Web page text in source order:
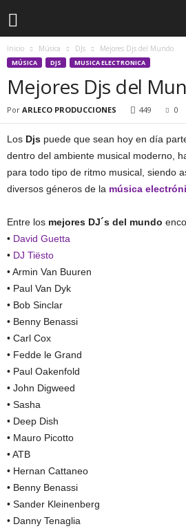
Inicio Música DJs Mejores Djs del Mundo
MÚSICA DJS MUSICA ELECTRONICA
Mejores Djs del
Por ARLECO PRODUCCIONES 449 0
Los Djs puede que sean hoy en día
dentro del ambiente musical moderno,
para todo tipo de ritmo musical, siendo
diversos géneros de la música
Entre los mejores DJ´s del mundo
• David Guetta
• DJ Tiësto
• Armin Van Buuren
• Paul Van Dyk
• Bob Sinclar
• Benny Benassi
• Carl Cox
• Fedde le Grand
• Paul Oakenfold
• John Digweed
• Sasha
• Deep Dish
• Mauro Picotto
• ATB
• Hernan Cattaneo
• Benny Benassi
• Sander Kleinenberg
• Danny Tenaglia